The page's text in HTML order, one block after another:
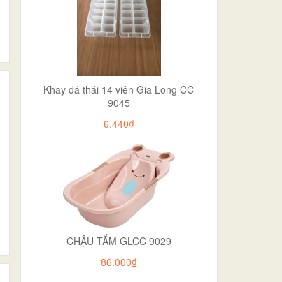
Khay đá thái 14 viên Gia Long CC
9045
6.440₫
CHẬU TẮM GLCC 9029
86.000₫